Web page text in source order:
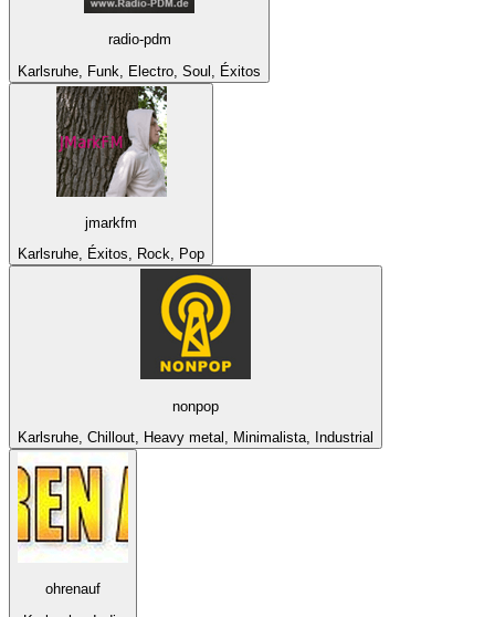
radio-pdm
Karlsruhe, Funk, Electro, Soul, Éxitos
jmarkfm
Karlsruhe, Éxitos, Rock, Pop
nonpop
Karlsruhe, Chillout, Heavy metal, Minimalista, Industrial
ohrenauf